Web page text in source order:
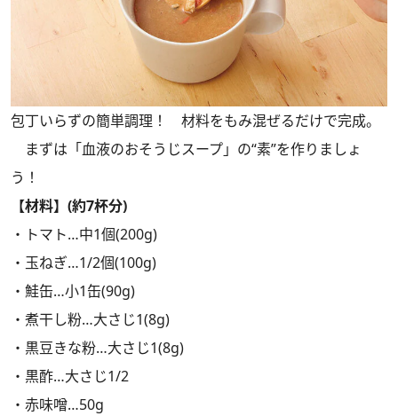
包丁いらずの簡単調理！ 材料をもみ混ぜるだけで完成。
まずは「血液のおそうじスープ」の“素”を作りましょ
う！
【材料】(約7杯分)
・トマト…中1個(200g)
・玉ねぎ…1/2個(100g)
・鮭缶…小1缶(90g)
・煮干し粉…大さじ1(8g)
・黒豆きな粉…大さじ1(8g)
・黒酢…大さじ1/2
・赤味噌…50g